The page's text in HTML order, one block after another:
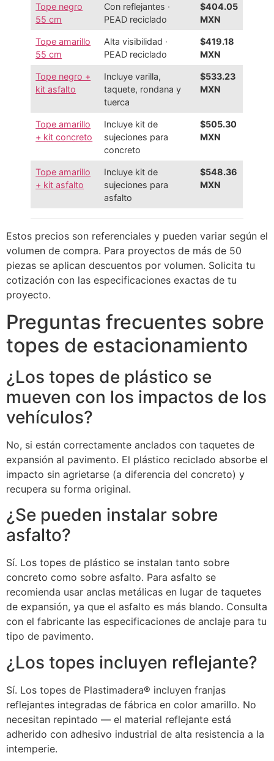
Tope negro
55 cm
Con reflejantes ·
PEAD reciclado
$404.05
MXN
Tope amarillo
55 cm
Alta visibilidad ·
PEAD reciclado
$419.18
MXN
Tope negro +
kit asfalto
Incluye varilla,
taquete, rondana y
tuerca
$533.23
MXN
Tope amarillo
+ kit concreto
Incluye kit de
sujeciones para
concreto
$505.30
MXN
Tope amarillo
+ kit asfalto
Incluye kit de
sujeciones para
asfalto
$548.36
MXN
Estos precios son referenciales y pueden variar según el
volumen de compra. Para proyectos de más de 50
piezas se aplican descuentos por volumen. Solicita tu
cotización con las especificaciones exactas de tu
proyecto.
Preguntas frecuentes sobre
topes de estacionamiento
¿Los topes de plástico se
mueven con los impactos de los
vehículos?
No, si están correctamente anclados con taquetes de
expansión al pavimento. El plástico reciclado absorbe el
impacto sin agrietarse (a diferencia del concreto) y
recupera su forma original.
¿Se pueden instalar sobre
asfalto?
Sí. Los topes de plástico se instalan tanto sobre
concreto como sobre asfalto. Para asfalto se
recomienda usar anclas metálicas en lugar de taquetes
de expansión, ya que el asfalto es más blando. Consulta
con el fabricante las especificaciones de anclaje para tu
tipo de pavimento.
¿Los topes incluyen reflejante?
Sí. Los topes de Plastimadera® incluyen franjas
reflejantes integradas de fábrica en color amarillo. No
necesitan repintado — el material reflejante está
adherido con adhesivo industrial de alta resistencia a la
intemperie.